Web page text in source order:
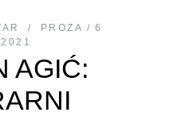
PROZA
6
AGIĆ: